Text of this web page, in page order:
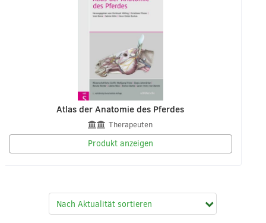
Atlas der Anatomie des Pferdes
Therapeuten
Produkt anzeigen